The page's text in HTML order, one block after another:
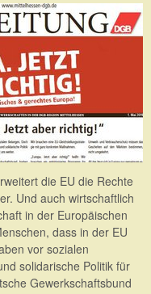
die EU die Rechte
Und auch wirtschaftlich
in der Europäischen
dass in der EU
vor sozialen
solidarische Politik für
Gewerkschaftsbund